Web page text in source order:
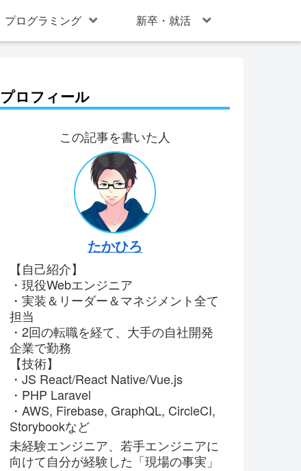
プログラミング 新卒・就活
プロフィール
この記事を書いた人
たかひろ
【自己紹介】
・現役Webエンジニア
・実装＆リーダー＆マネジメント全て
担当
・2回の転職を経て、大手の自社開発
企業で勤務
【技術】
・JS React/React Native/Vue.js
・PHP Laravel
・AWS, Firebase, GraphQL, CircleCI,
Storybookなど
未経験エンジニア、若手エンジニアに
向けて自分が経験した「現場の事実」